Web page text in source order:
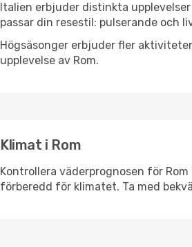
Italien erbjuder distinkta
passar din resestil: pulserande och
Högsäsonger erbjuder fler
upplevelse av Rom.
Klimat i Rom
Kontrollera väderprognosen för
förberedd för klimatet. Ta med